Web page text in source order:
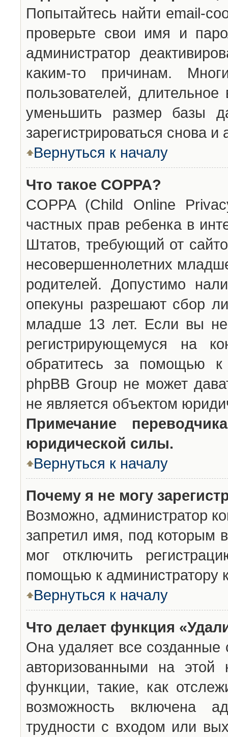
Попытайтесь найти email-
проверьте свои имя и
администратор
каким-то причинам.
пользователей,
уменьшить размер базы
зарегистрироваться снова и
Вернуться к началу
Что такое COPPA?
COPPA (Child Online
частных прав ребенка в
Штатов, требующий от
несовершеннолетних
родителей. Допустимо
опекуны разрешают сбор
младше 13 лет. Если вы
регистрирующемуся на
обратитесь за помощью к
phpBB Group не может
не является объектом
Примечание
юридической силы.
Вернуться к началу
Почему я не могу
Возможно, администратор
запретил имя, под которым
мог отключить
помощью к администратору
Вернуться к началу
Что делает функция
Она удаляет все созданные
авторизованными на
функции, такие, как
возможность включена
трудности с входом или